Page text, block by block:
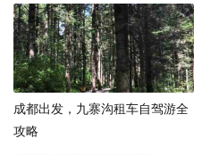
成都出发，九寨沟租车自驾游全
攻略